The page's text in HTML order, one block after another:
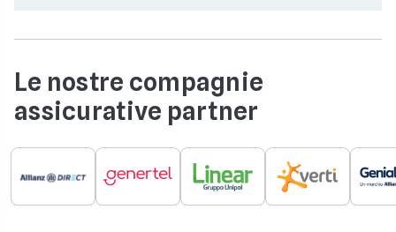
Le nostre compagnie
assicurative partner